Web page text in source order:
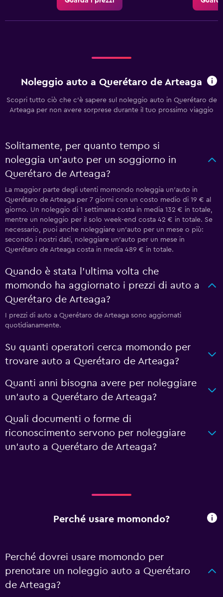
Noleggio auto a Querétaro de Arteaga
Scopri tutto ciò che c'è sapere sul noleggio auto in Querétaro de
Arteaga per non avere sorprese durante il tuo prossimo viaggio
Solitamente, per quanto tempo si
noleggia un'auto per un soggiorno in
Querétaro de Arteaga?
La maggior parte degli utenti momondo noleggia un'auto in
Querétaro de Arteaga per 7 giorni con un costo medio di 19 € al
giorno. Un noleggio di 1 settimana costa in media 132 € in totale,
mentre un noleggio per il solo week-end costa 42 € in totale. Se
necessario, puoi anche noleggiare un'auto per un mese o più:
secondo i nostri dati, noleggiare un'auto per un mese in
Querétaro de Arteaga costa in media 489 € in totale.
Quando è stata l'ultima volta che
momondo ha aggiornato i prezzi di auto a
Querétaro de Arteaga?
I prezzi di auto a Querétaro de Arteaga sono aggiornati
quotidianamente.
Su quanti operatori cerca momondo per
trovare auto a Querétaro de Arteaga?
Quanti anni bisogna avere per noleggiare
un'auto a Querétaro de Arteaga?
Quali documenti o forme di
riconoscimento servono per noleggiare
un'auto a Querétaro de Arteaga?
Perché usare momondo?
Perché dovrei usare momondo per
prenotare un noleggio auto a Querétaro
de Arteaga?